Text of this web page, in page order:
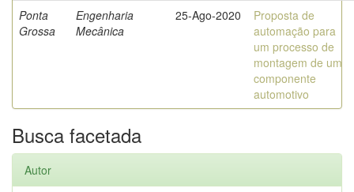
Ponta
Grossa
Engenharia
Mecânica
25-Ago-2020
Proposta de
automação para
um processo de
montagem de um
componente
automotivo
Busca facetada
Autor